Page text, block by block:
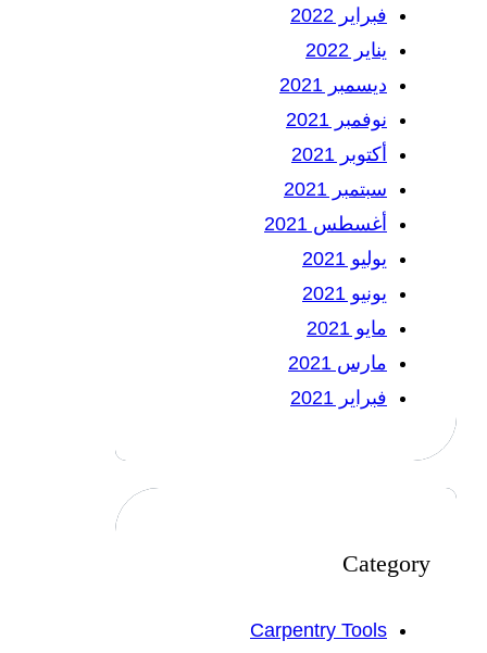
فبراير 2022
يناير 2022
ديسمبر 2021
نوفمبر 2021
أكتوبر 2021
سبتمبر 2021
أغسطس 2021
يوليو 2021
يونيو 2021
مايو 2021
مارس 2021
فبراير 2021
Category
Carpentry Tools